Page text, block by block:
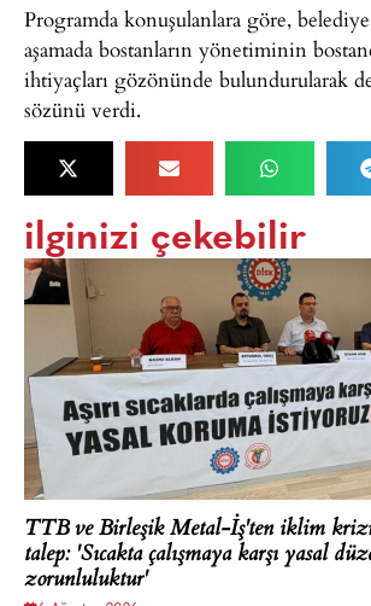
Programda konuşulanlara göre,
aşamada bostanların yönetiminin
ihtiyaçları gözönünde bulundurularak
sözünü verdi.
ilginizi çekebilir
TTB ve Birleşik Metal-İş'ten iklim
talep: 'Sıcakta çalışmaya karşı yasal
zorunluluktur'